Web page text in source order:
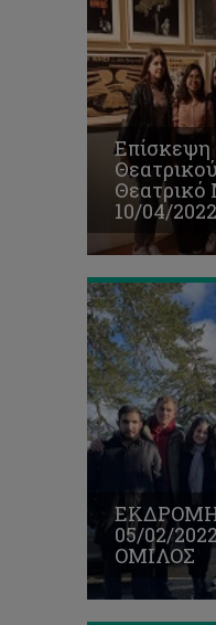
Επίσκεψη
Θεατρικό
10/04/2022
ΕΚΔΡΟΜΗ
ΣΤΟ
ΤΡΟΟΔΟΣ
05/02/2022
-
ΟΜΙΛΟΣ
ΕΚΔΡΟΜΗ
05/02/
ΟΜΙΛΟΣ
ΕΚΔΡΟΜΗ
ΣΤΙΣ
ΠΛΑΤΡΕΣ
30/01/2022
–
ΟΜΙΛΟΣ